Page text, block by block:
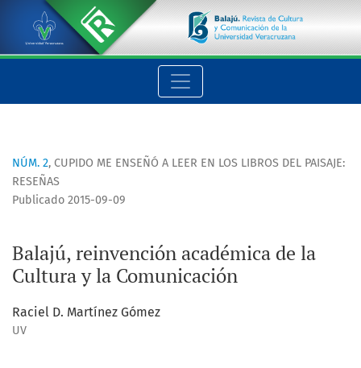
Balajú, reinvención académica de la Cultura y la
NÚM. 2, CUPIDO ME ENSEÑÓ A LEER EN LOS LIBROS DEL PAISAJE:
RESEÑAS
Balajú, reinvención académica de la
Cultura y la Comunicación
Publicado 2015-09-09
Raciel D. Martínez Gómez
UV